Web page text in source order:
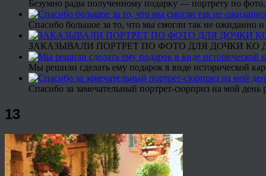
Безумно рады полученному подарку — портрету по
Спасибо большое за то, что мы смогли так не ожиданно
ЗАКАЗЫВАЛИ ПОРТРЕТ ПО ФОТО ДЛЯ ДОЧКИ КО
Мы решили сделать ему подарок в виде исторической
Спасибо за замечательный портрет-сюрприз на мой день
13